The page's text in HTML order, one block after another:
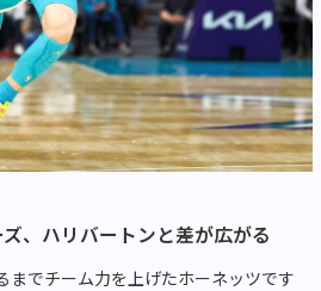
、ハリバートンと差が広がる
までチーム力を上げたホーネッツです